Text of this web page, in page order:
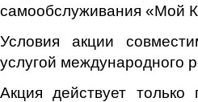
самообслуживания «Мой
Условия акции
услугой международного
Акция действует